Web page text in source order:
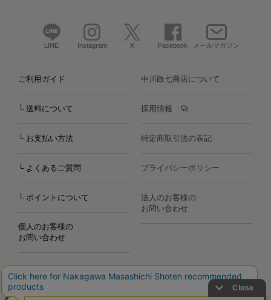
LINE Instagram X Facebook メールマガジン
ご利用ガイド
└ 送料について
└ お支払い方法
└ よくあるご質問
└ ポイントについて
個人のお客様の
お問い合わせ
中川政七商店について
採用情報
特定商取引法の表記
プライバシーポリシー
法人のお客様の
お問い合わせ